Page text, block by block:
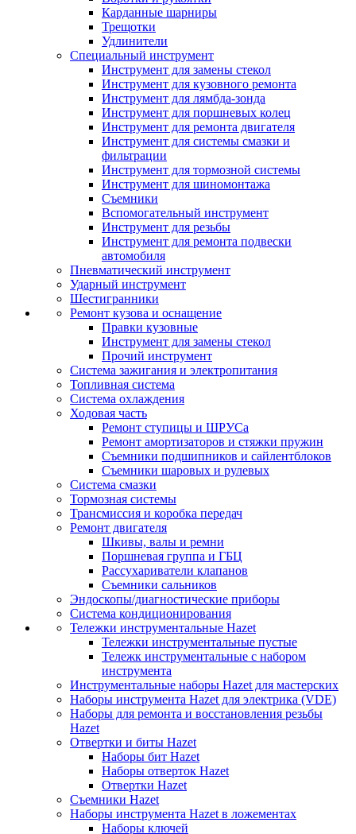
Карданные шарниры
Трещотки
Удлинители
Специальный инструмент
Инструмент для замены стекол
Инструмент для кузовного ремонта
Инструмент для лямбда-зонда
Инструмент для поршневых колец
Инструмент для ремонта двигателя
Инструмент для системы смазки и
фильтрации
Инструмент для тормозной системы
Инструмент для шиномонтажа
Съемники
Вспомогательный инструмент
Инструмент для резьбы
Инструмент для ремонта подвески
автомобиля
Пневматический инструмент
Ударный инструмент
Шестигранники
Ремонт кузова и оснащение
Правки кузовные
Инструмент для замены стекол
Прочий инструмент
Система зажигания и электропитания
Топливная система
Система охлаждения
Ходовая часть
Ремонт ступицы и ШРУСа
Ремонт амортизаторов и стяжки пружин
Съемники подшипников и сайлентблоков
Съемники шаровых и рулевых
Система смазки
Тормозная системы
Трансмиссия и коробка передач
Ремонт двигателя
Шкивы, валы и ремни
Поршневая группа и ГБЦ
Рассухариватели клапанов
Съемники сальников
Эндоскопы/диагностические приборы
Система кондиционирования
Тележки инструментальные Hazet
Тележки инструментальные пустые
Тележк инструментальные с набором
инструмента
Инструментальные наборы Hazet для мастерских
Наборы инструмента Hazet для электрика (VDE)
Наборы для ремонта и восстановления резьбы
Hazet
Отвертки и биты Hazet
Наборы бит Hazet
Наборы отверток Hazet
Отвертки Hazet
Съемники Hazet
Наборы инструмента Hazet в ложементах
Наборы ключей